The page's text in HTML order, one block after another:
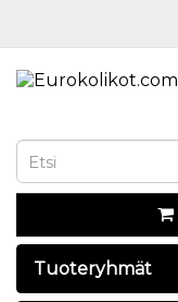
Tuoteryhmät